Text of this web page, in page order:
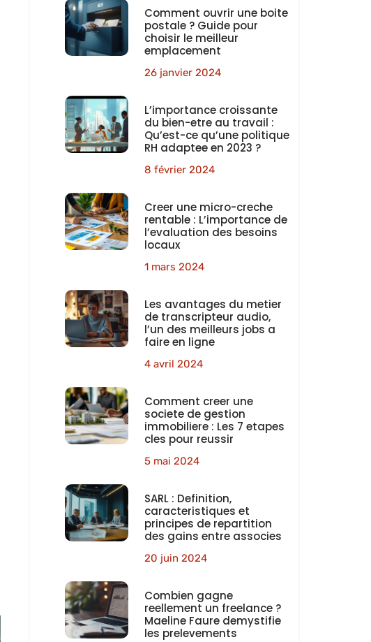
Comment ouvrir une boite
postale ? Guide pour
choisir le meilleur
emplacement
26 janvier 2024
L’importance croissante
du bien-etre au travail :
Qu’est-ce qu’une politique
RH adaptee en 2023 ?
8 février 2024
Creer une micro-creche
rentable : L’importance de
l’evaluation des besoins
locaux
1 mars 2024
Les avantages du metier
de transcripteur audio,
l’un des meilleurs jobs a
faire en ligne
4 avril 2024
Comment creer une
societe de gestion
immobiliere : Les 7 etapes
cles pour reussir
5 mai 2024
SARL : Definition,
caracteristiques et
principes de repartition
des gains entre associes
20 juin 2024
Combien gagne
reellement un freelance ?
Maeline Faure demystifie
les prelevements